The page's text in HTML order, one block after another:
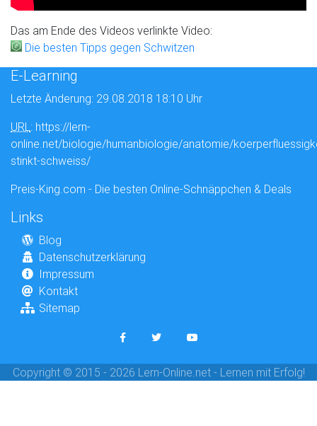
Das am Ende des Videos verlinkte Video:
Die besten Tipps gegen Schwitzen
E-Learning
Letzte Änderung: 29.08.2018 18:10 Uhr
URL: https://lern-
online.net/biologie/humanbiologie/anatomie/
stinkt-schweiss/
Preis-King.com - Die besten Online-Schnäppchen & Deals
Links
Blog
Datenschutzerklärung
Impressum
Kontakt
Sitemap
Copyright © 2015 - 2026 Lern-Online.net - Lernen mit Erfolg!